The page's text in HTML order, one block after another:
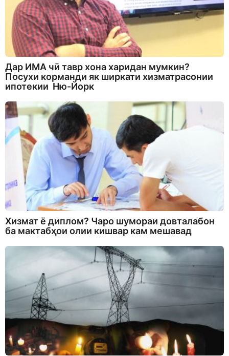
Дар ИМА чӣ тавр хона харидан мумкин?
Посухи корманди як ширкати хизматрасонии
ипотекии Ню-Йорк
Хизмат ё диплом? Чаро шумораи довталабон
ба мактабҳои олии кишвар кам мешавад